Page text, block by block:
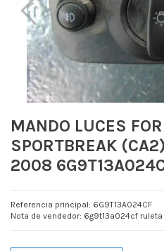
MANDO LUCES
SPORTBREAK
2008
Referencia principal: 6G9T13A024CF
Nota de vendedor: 6g9t13a024cf ruleta